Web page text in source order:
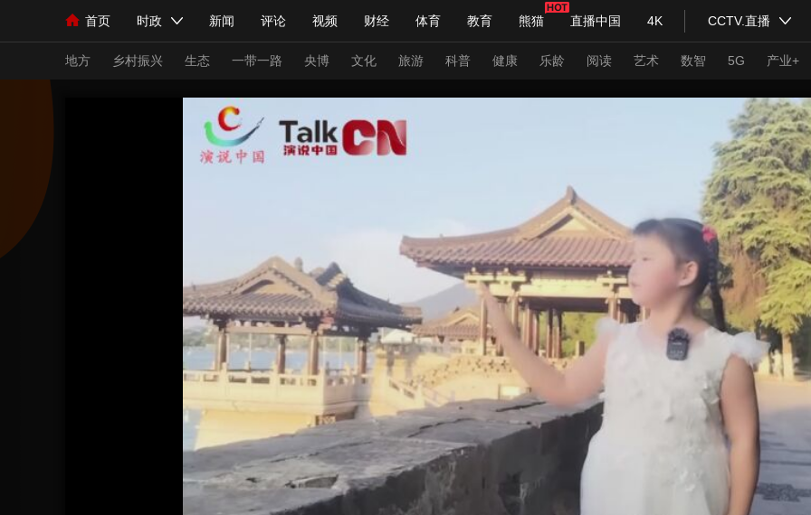
首页 时政 新闻 评论 视频 财经 体育 教育 熊猫 直播中国 4K CCTV.直播
人民领袖习近平 联播+ 中国领导人 央视快评 习式妙语 热解读 天天学习
直播 栏目大全 节目单 听音 微视频 主持人 下载央视影音
海外频道 iPanda English Монгол
地方 乡村振兴 生态 一带一路 央博 文化 旅游 科普 健康 乐龄 阅读 艺术 数智 5G 产业+
网络春晚 共产党员网 秧纪录
人物
习式妙语 央视快评 央视网评 光华锐评 锋面
小央视频 小央直播 直播中国 VR/AR 4K专区 全景新闻
比划 快看 蓝海中国 新兵请入列 人生第一次 人生第二次
2026年世界杯 2026年冬奥会 CBA NBA 中超 国际足球 网球
CCTV奥林匹克频道 生活体育大会 体育江湖 文化体育 冰雪道路
生态环境 一带一路 非遗 文化 旅游
大国展会 大国保险 云顶对话 云起 智敬中国 海洋